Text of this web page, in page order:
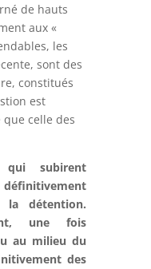
de hauts
aux «
les
sont des
constitués
est
celle des
subirent
la détention.
une fois
au milieu du
des